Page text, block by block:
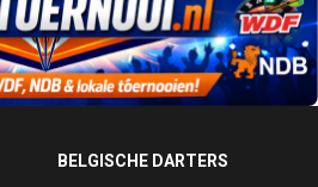
BELGISCHE DARTERS